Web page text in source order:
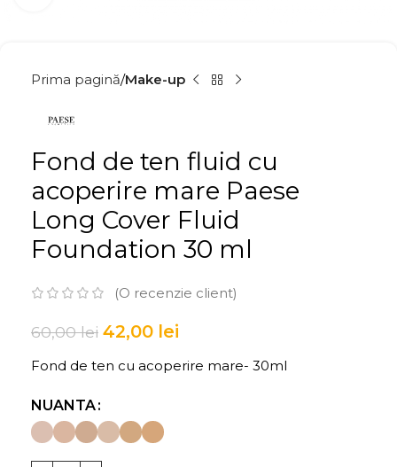
Prima pagină Make-up
Fond de ten fluid cu
acoperire mare Paese
Long Cover Fluid
Foundation 30 ml
(O recenzie client)
60,00lei 42,00 lei
Fond de ten cu acoperire mare- 30ml
NUANTA